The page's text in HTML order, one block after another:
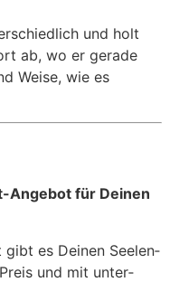
und holt
ab, wo er gera­de
Wei­se, wie es
Ange­bot für Dei­nen
gibt es Dei­nen See­len­
und mit unter­